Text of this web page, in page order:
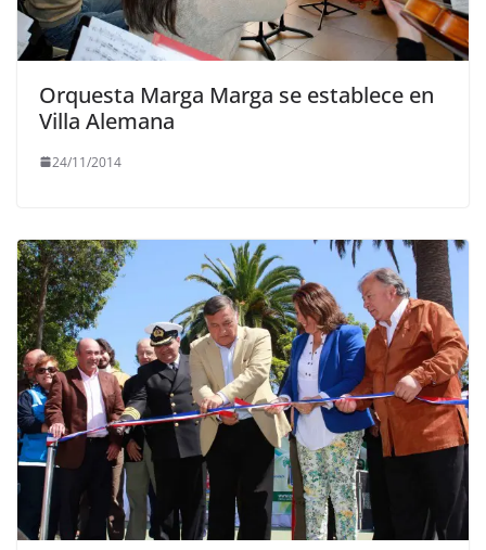
Orquesta Marga Marga se establece en
Villa Alemana
24/11/2014